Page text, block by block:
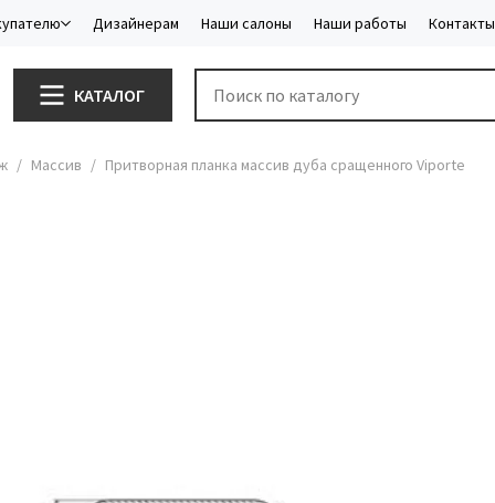
Дизайнерам Наши салоны Наши работы Контакты
КАТАЛОГ
Массив Притворная планка массив дуба сращенного Viporte